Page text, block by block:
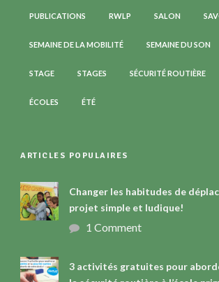
PUBLICATIONS RWLP SALON
SEMAINE DE LA MOBILITÉ SEMAINE DU SON
STAGE STAGES SÉCURITÉ ROUTIÈRE
ÉCOLES ÉTÉ
ARTICLES POPULAIRES
Changer les habitudes de
projet simple et ludique!
1 Comment
3 activités gratuites pour